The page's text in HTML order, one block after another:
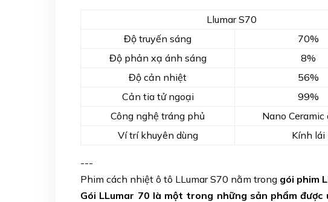
Llumar S70
Độ truyến sáng
70%
Độ phản xạ ánh sáng
8%
Độ cản nhiệt
56%
Cản tia tử ngoại
99%
Công nghệ tráng phủ
Nano Ceramic
Ví trí khuyên dùng
Kính lái
---
Phim cách nhiệt ô tô LLumar S70 nằm trong gói phim
Gói LLumar 70 là một trong những sản phẩm